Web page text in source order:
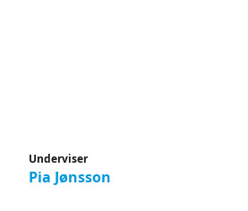
Underviser
Pia Jønsson